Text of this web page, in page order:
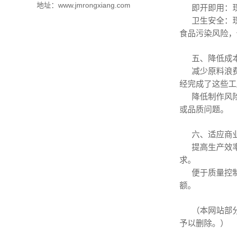
地址：www.jmrongxiang.com
即开即用：
卫生安全：
食品污染风险
五、降低成
减少原料浪
经完成了这些
降低制作风
或品质问题。
六、适应商
提高生产效
求。
便于质量控
额。
（本网站
予以删除。）